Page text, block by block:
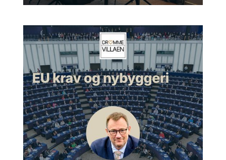
størrelse?
Linda:Ja, og det er jo egentlig lidt sjovt, fordi man
gennemgår en hel masse forskellige kriterier og underkriterier,
ligesom for at dokumentere, hvad man egentlig har gjort.
Hvordan forløbet har været undervejs, hvilke overvejelser
man har gjort sig. Også omkring vedligehold. Hvad gør man,
når byggeriet skal nedrives igen? Hvad gør man så med
materialerne der? Så det er sådan set egentlig en
livscyklusvurdering af et hus, blot med en lang række
parametre, både det miljømæssige, men også det
økonomiske og det tekniske og det sociale. Og så har man
den her fine del, der så kommer inden. Det er jo procesdelen,
hvor man så beskriver, hvad er det for nogle indledende